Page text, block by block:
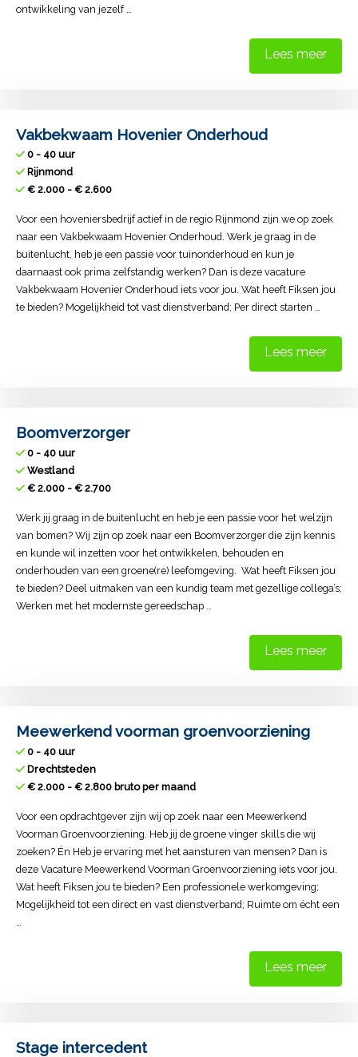
ontwikkeling van jezelf …
Lees meer
Vakbekwaam Hovenier Onderhoud
0 - 40 uur
Rijnmond
€ 2.000 - € 2.600
Voor een hoveniersbedrijf actief in de regio Rijnmond zijn we op zoek
naar een Vakbekwaam Hovenier Onderhoud. Werk je graag in de
buitenlucht, heb je een passie voor tuinonderhoud en kun je
daarnaast ook prima zelfstandig werken? Dan is deze vacature
Vakbekwaam Hovenier Onderhoud iets voor jou. Wat heeft Fiksen jou
te bieden? Mogelijkheid tot vast dienstverband; Per direct starten …
Lees meer
Boomverzorger
0 - 40 uur
Westland
€ 2.000 - € 2.700
Werk jij graag in de buitenlucht en heb je een passie voor het welzijn
van bomen? Wij zijn op zoek naar een Boomverzorger die zijn kennis
en kunde wil inzetten voor het ontwikkelen, behouden en
onderhouden van een groene(re) leefomgeving. Wat heeft Fiksen jou
te bieden? Deel uitmaken van een kundig team met gezellige collega’s;
Werken met het modernste gereedschap …
Lees meer
Meewerkend voorman groenvoorziening
0 - 40 uur
Drechtsteden
€ 2.000 - € 2.800 bruto per maand
Voor een opdrachtgever zijn wij op zoek naar een Meewerkend
Voorman Groenvoorziening. Heb jij de groene vinger skills die wij
zoeken? Én Heb je ervaring met het aansturen van mensen? Dan is
deze Vacature Meewerkend Voorman Groenvoorziening iets voor jou.
Wat heeft Fiksen jou te bieden? Een professionele werkomgeving;
Mogelijkheid tot een direct en vast dienstverband; Ruimte om écht een
Lees meer
Stage intercedent